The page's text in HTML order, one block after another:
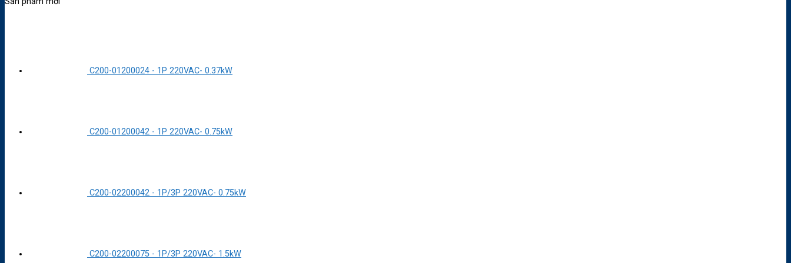
C200-01200024 - 1P 220VAC- 0.37kW
C200-01200042 - 1P 220VAC- 0.75kW
C200-02200042 - 1P/3P 220VAC- 0.75kW
C200-02200075 - 1P/3P 220VAC- 1.5kW